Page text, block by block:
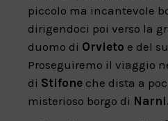
piccolo ma incantevole
dirigendoci poi verso la
duomo di Orvieto e del
Proseguiremo il viaggio
di Stifone che dista a
misterioso borgo di